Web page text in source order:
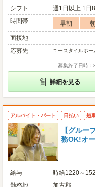
シフト
週1日以上 1日
時間帯
早朝 朝
面接地
応募先
ユースタイルホ
募集終了日時：
詳細を見る
アルバイト・パート 日払い 短
【グルー
務OK!オ
給与
時給1220～
勤務地
加古郡